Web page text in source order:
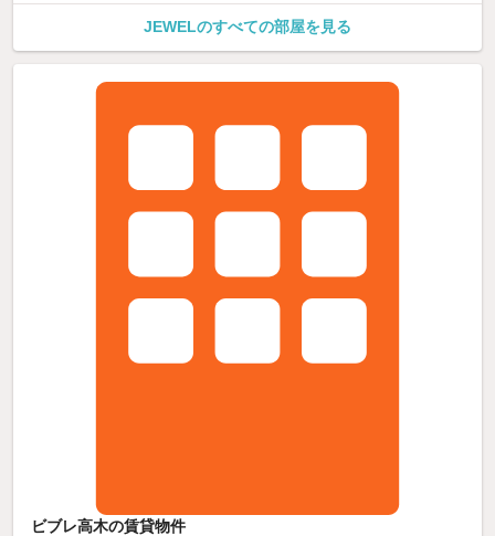
JEWELのすべての部屋を見る
ビブレ高木の賃貸物件